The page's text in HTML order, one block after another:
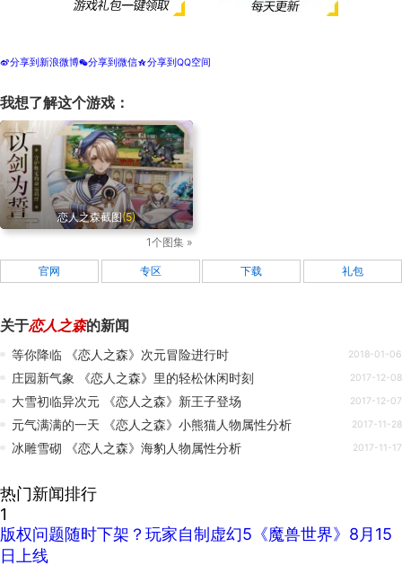
t分享到新浪微博w分享到微信z分享到QQ空间
我想了解这个游戏：
恋人之森截图(5)
1个图集 »
官网 专区 下载 礼包
关于恋人之森的新闻
等你降临 《恋人之森》次元冒险进行时 2018-01-06
庄园新气象 《恋人之森》里的轻松休闲时刻 2017-12-08
大雪初临异次元 《恋人之森》新王子登场 2017-12-07
元气满满的一天 《恋人之森》小熊猫人物属性分析 2017-11-28
冰雕雪砌 《恋人之森》海豹人物属性分析 2017-11-17
热门新闻排行
1
版权问题随时下架？玩家自制虚幻5《魔兽世界》8月15
日上线